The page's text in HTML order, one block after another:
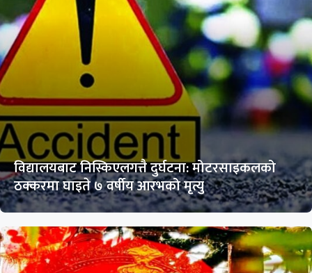
विद्यालयबाट निस्किएलगत्तै दुर्घटना: मोटरसाइकलको
ठक्करमा घाइते ७ वर्षीय आरभको मृत्यु